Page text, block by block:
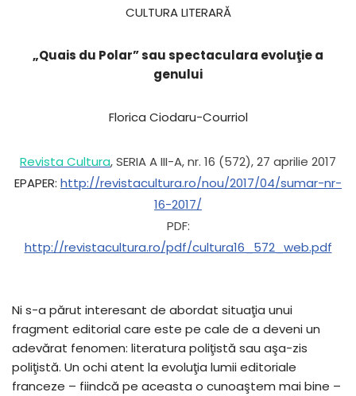
CULTURA LITERARĂ
„Quais du Polar” sau spectaculara evoluţie a
genului
Florica Ciodaru-Courriol
Revista Cultura, SERIA A III-A, nr. 16 (572), 27 aprilie 2017
EPAPER: http://revistacultura.ro/nou/2017/04/sumar-nr-
16-2017/
PDF:
http://revistacultura.ro/pdf/cultura16_572_web.pdf
Ni s-a părut interesant de abordat situaţia unui
fragment editorial care este pe cale de a deveni un
adevărat fenomen: literatura poliţistă sau aşa-zis
poliţistă. Un ochi atent la evoluţia lumii editoriale
franceze – fiindcă pe aceasta o cunoaştem mai bine –